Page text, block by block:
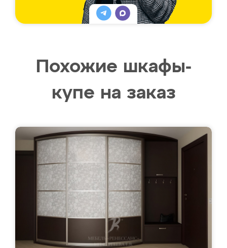
Похожие шкафы-
купе на заказ